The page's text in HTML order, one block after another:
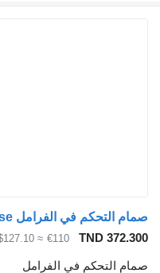
TND
€110
≈ $127.10
التحكم في الفرامل